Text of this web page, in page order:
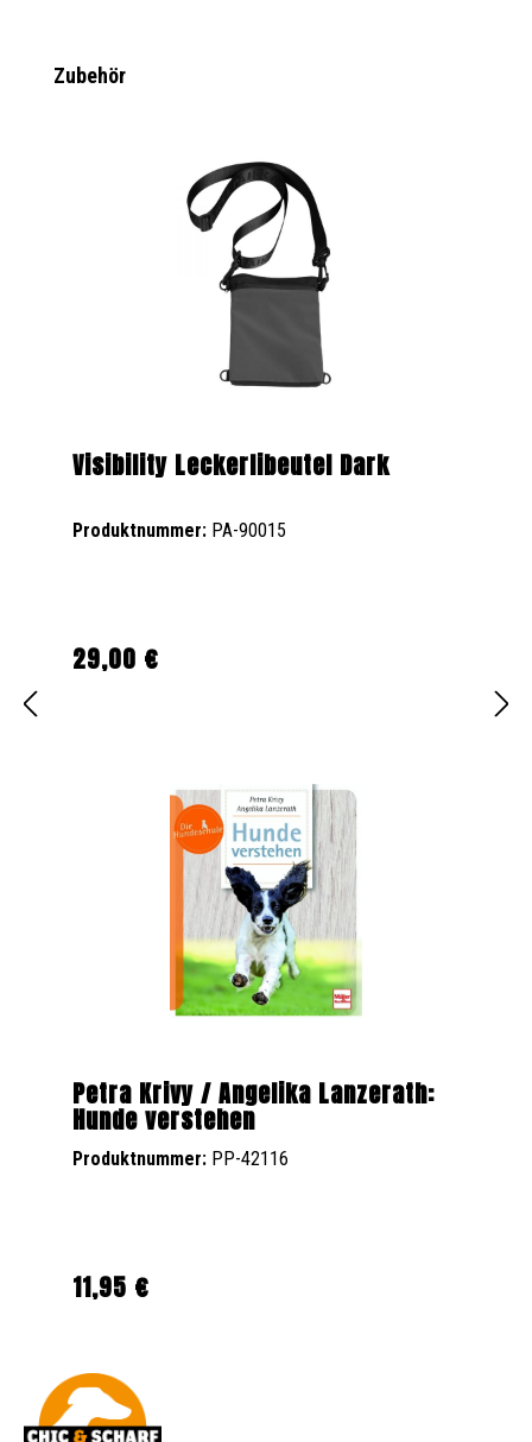
Produktgalerie überspringen
Zubehör
Visibility Leckerlibeutel Dark
Produktnummer: PA-90015
Regulärer Preis:
29,00 €
Petra Krivy / Angelika Lanzerath:
Hunde verstehen
Produktnummer: PP-42116
Regulärer Preis:
11,95 €